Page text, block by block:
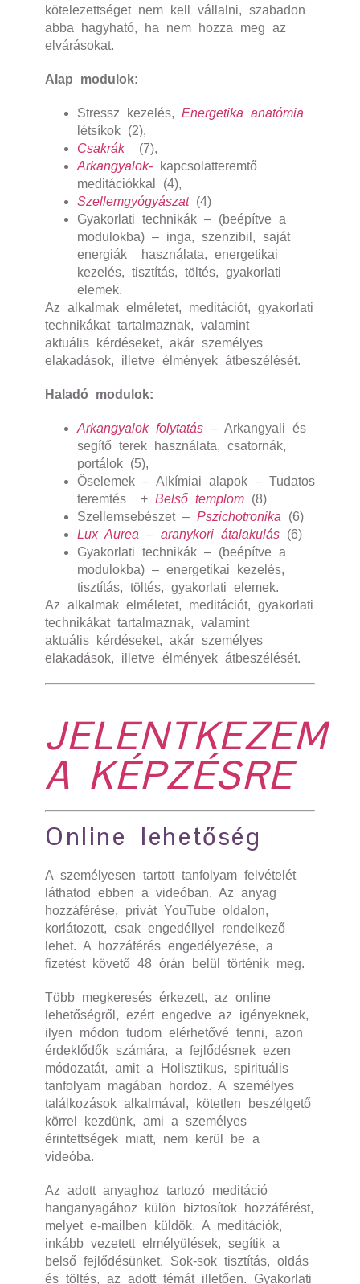
kötelezettséget nem kell vállalni, szabadon
abba hagyható, ha nem hozza meg az
elvárásokat.
Alap modulok:
Stressz kezelés, Energetika anatómia
létsíkok (2),
Csakrák
(7),
Arkangyalok- kapcsolatteremtő
meditációkkal (4),
Szellemgyógyászat (4)
Gyakorlati technikák – (beépítve a
modulokba) – inga, szenzibil, saját
energiák használata, energetikai
kezelés, tisztítás, töltés, gyakorlati
elemek.
Az alkalmak elméletet, meditációt, gyakorlati
technikákat tartalmaznak, valamint
aktuális
kérdéseket, akár személyes
elakadások, illetve élmények átbeszélését.
Haladó modulok:
Arkangyalok folytatás – Arkangyali és
segítő terek használata, csatornák,
portálok (5),
Őselemek – Alkímiai alapok – Tudatos
teremtés + Belső templom (8)
Szellemsebészet – Pszichotronika (6)
Lux Aurea – aranykori átalakulás (6)
Gyakorlati technikák – (beépítve a
modulokba) – energetikai kezelés,
tisztítás, töltés, gyakorlati elemek.
Az alkalmak elméletet, meditációt, gyakorlati
technikákat tartalmaznak, valamint
aktuális
kérdéseket, akár személyes
elakadások, illetve élmények átbeszélését.
JELENTKEZEM
A KÉPZÉSRE
Online lehetőség
A személyesen tartott tanfolyam felvételét
láthatod ebben a videóban. Az anyag
hozzáférése, privát YouTube oldalon,
korlátozott, csak engedéllyel rendelkező
lehet. A hozzáférés engedélyezése, a
fizetést követő 48 órán belül történik meg.
Több megkeresés érkezett, az online
lehetőségről, ezért engedve az igényeknek,
ilyen módon tudom elérhetővé tenni, azon
érdeklődők számára, a fejlődésnek ezen
módozatát, amit a Holisztikus, spirituális
tanfolyam magában hordoz. A személyes
találkozások alkalmával, kötetlen beszélgető
körrel kezdünk, ami a személyes
érintettségek miatt, nem kerül be a
videóba.
Az adott anyaghoz tartozó meditáció
hanganyagához külön biztosítok hozzáférést,
melyet e-mailben küldök. A meditációk,
inkább vezetett elmélyülések, segítik a
belső fejlődésünket. Sok-sok tisztítás, oldás
és töltés, az adott témát illetően. Gyakorlati